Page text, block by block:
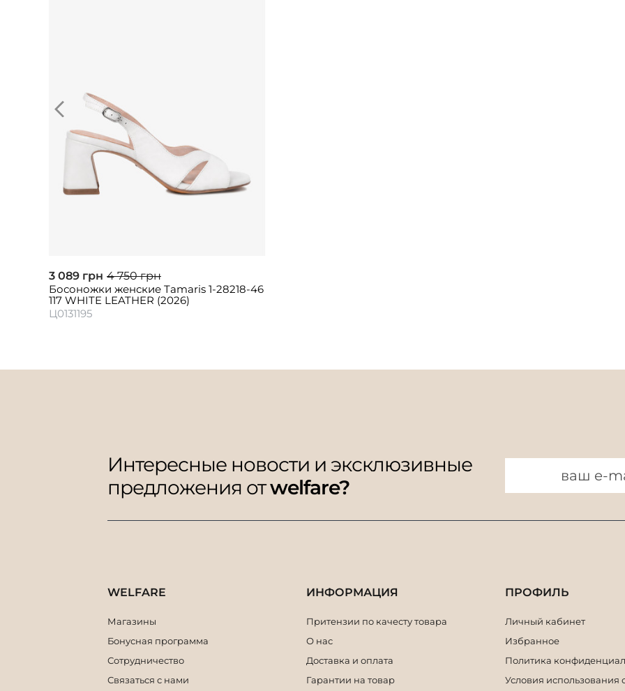
3 089 грн 4 750 грн
Босоножки женские Tamaris 1-28218-46
117 WHITE LEATHER (2026)
Ц0131195
Интересные новости и эксклюзивные
предложения отwelfare?
WELFARE
Магазины
Бонусная программа
Сотрудничество
Связаться с нами
ИНФОРМАЦИЯ
Притензии по качесту товара
О нас
Доставка и оплата
Гарантии на товар
ПРОФИЛЬ
Личный кабинет
Избранное
Политика
Условия использования